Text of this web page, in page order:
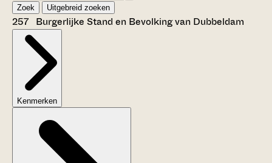
Zoek Uitgebreid zoeken
257 Burgerlijke Stand en Bevolking van Dubbeldam
Kenmerken